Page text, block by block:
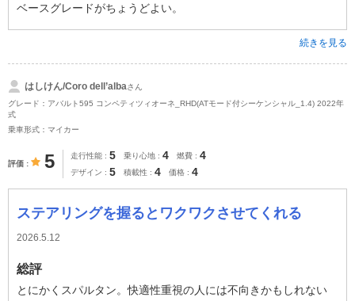
ベースグレードがちょうどよい。
続きを見る
はしけん/Coro dell’albaさん
グレード：アバルト595 コンペティツィオーネ_RHD(ATモード付シーケンシャル_1.4) 2022年
式
乗車形式：マイカー
評価 5 走行性能 5 乗り心地 4 燃費 4
デザイン 5 積載性 4 価格 4
ステアリングを握るとワクワクさせてくれる
2026.5.12
総評
とにかくスパルタン。快適性重視の人には不向きかもしれない